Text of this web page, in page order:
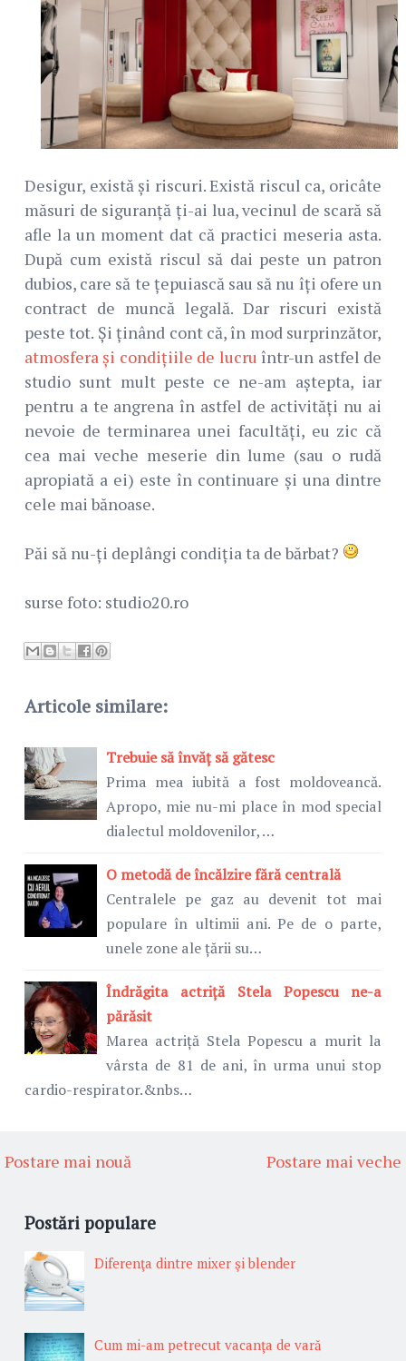
Desigur, există și riscuri. Există riscul ca, oricâte
măsuri de siguranță ți-ai lua, vecinul de scară să
afle la un moment dat că practici meseria asta.
După cum există riscul să dai peste un patron
dubios, care să te țepuiască sau să nu îți ofere un
contract de muncă legală. Dar riscuri există
peste tot. Și ținând cont că, în mod surprinzător,
atmosfera și condițiile de lucru într-un astfel de
studio sunt mult peste ce ne-am aștepta, iar
pentru a te angrena în astfel de activități nu ai
nevoie de terminarea unei facultăți, eu zic că
cea mai veche meserie din lume (sau o rudă
apropiată a ei) este în continuare și una dintre
cele mai bănoase.
Păi să nu-ți deplângi condiția ta de bărbat?
surse foto: studio20.ro
Articole similare:
Trebuie să învăț să gătesc
Prima mea iubită a fost moldoveancă.
Apropo, mie nu-mi place în mod special
dialectul moldovenilor, …
O metodă de încălzire fără centrală
Centralele pe gaz au devenit tot mai
populare în ultimii ani. Pe de o parte,
unele zone ale țării su…
Îndrăgita actriță Stela Popescu ne-a
părăsit
Marea actriță Stela Popescu a murit la
vârsta de 81 de ani, în urma unui stop
cardio-respirator.&nbs…
Postare mai nouă Postare mai veche
Postări populare
Diferenţa dintre mixer şi blender
Cum mi-am petrecut vacanţa de vară